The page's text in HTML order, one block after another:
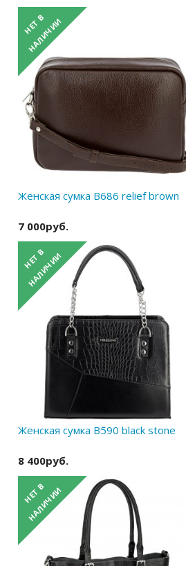
Женская сумка B686 relief brown
7 000руб.
Женская сумка B590 black stone
8 400руб.